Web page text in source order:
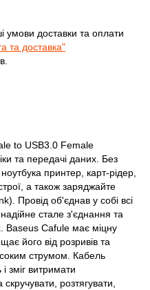
to USB3.0 Female
та передачі даних. Без
принтер, карт-рідер,
а також заряджайте
Провід об'єднав у собі всі
стале з'єднання та
Baseus Cafule має міцну
його від розривів та
струмом. Кабель
зміг витримати
розтягувати,
умови доставки та оплати
та доставка"